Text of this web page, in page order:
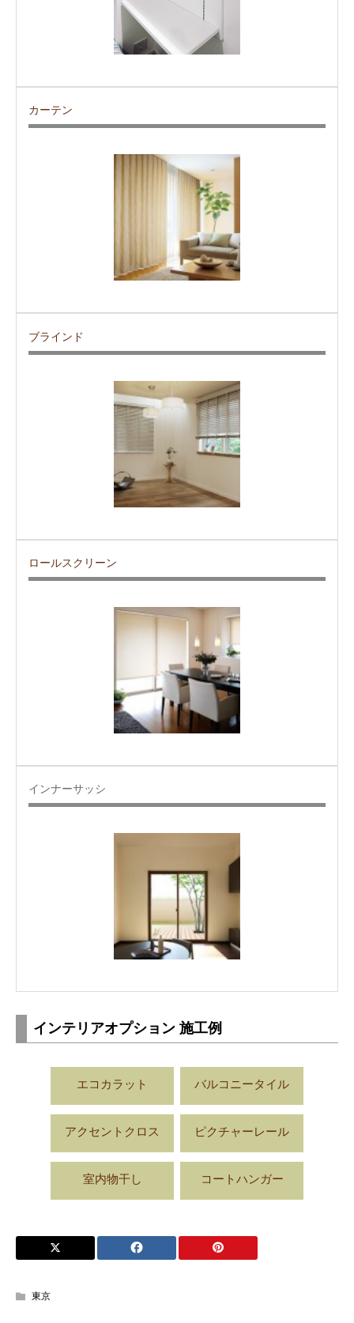
カーテン
ブラインド
ロールスクリーン
インナーサッシ
インテリアオプション 施工例
エコカラット バルコニータイル
アクセントクロス ピクチャーレール
室内物干し コートハンガー
東京